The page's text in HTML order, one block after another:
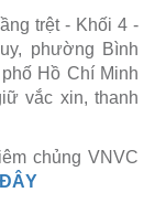
trệt - Khối 4 -
phường Bình
Hồ Chí Minh
vắc xin, thanh
chủng VNVC